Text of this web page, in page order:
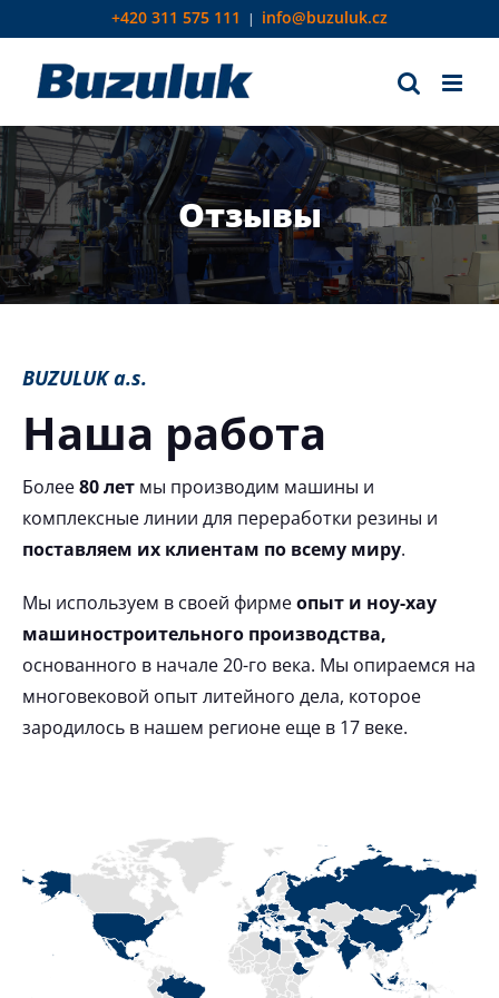
to
content
+420 311 575 111 | info@buzuluk.cz
Отзывы
BUZULUK a.s.
Наша работа
Более80 лет мы производим машины и
комплексные линии для переработки резины и
поставляем их клиентам по всему миру.
Мы используем в своей фирмеопыт и ноу-хау
машиностроительного производства,
основанного в начале 20-го века. Мы опираемся на
многовековой опыт литейного дела, которое
зародилось в нашем регионе еще в 17 веке.